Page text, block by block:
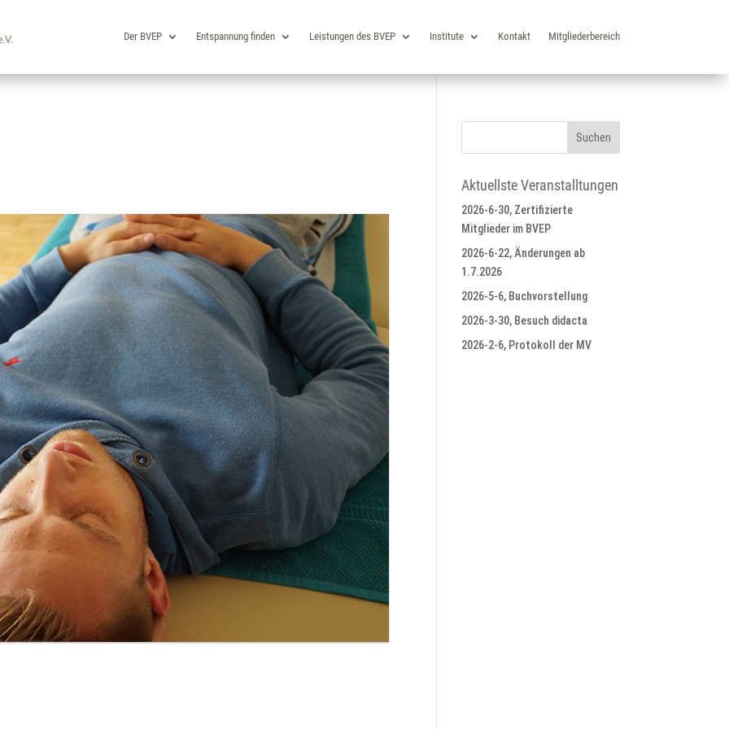
Der BVEP Entspannung finden Leistungen des BVEP Institute Kontakt Mitgliederbereich
Aktuellste Veranstalltungen
2026-6-30, Zertifizierte
Mitglieder im BVEP
2026-6-22, Änderungen ab
1.7.2026
2026-5-6, Buchvorstellung
2026-3-30, Besuch didacta
2026-2-6, Protokoll der MV